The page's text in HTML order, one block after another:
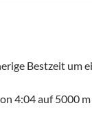
Bestzeit um
4:04 auf 5000